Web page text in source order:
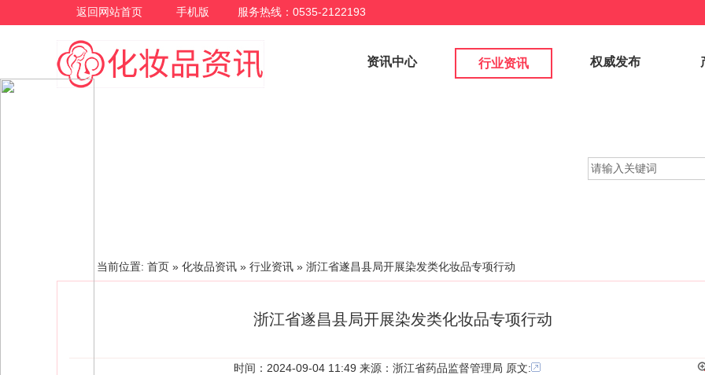
返回网站首页 手机版 服务热线：0535-2122193
资讯中心 行业资讯 权威发布
当前位置: 首页 » 化妆品资讯 » 行业资讯 » 浙江省遂昌县局开展染发类化妆品专项行动
浙江省遂昌县局开展染发类化妆品专项行动
时间：2024-09-04 11:49 来源：浙江省药品监督管理局 原文: